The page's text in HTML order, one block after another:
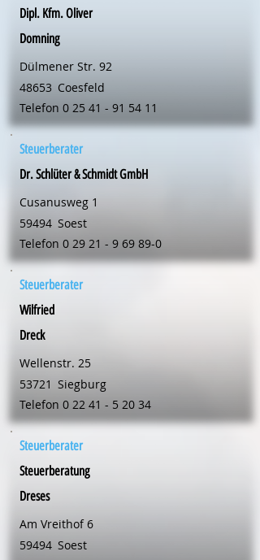
Dipl. Kfm. Oliver
Domning
Dülmener Str. 92
48653 Coesfeld
Telefon 0 25 41 - 91 54 11
Steuerberater
Dr. Schlüter & Schmidt GmbH
Cusanusweg 1
59494 Soest
Telefon 0 29 21 - 9 69 89-0
Steuerberater
Wilfried
Dreck
Wellenstr. 25
53721 Siegburg
Telefon 0 22 41 - 5 20 34
Steuerberater
Steuerberatung
Dreses
Am Vreithof 6
59494 Soest